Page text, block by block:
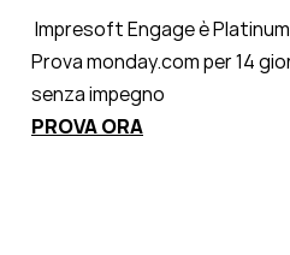
Impresoft Engage è
Prova monday.com per 14
senza impegno
PROVA ORA